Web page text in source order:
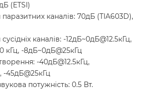
(ETSI)
каналів: 70дБ (TIA603D),
каналів: -12дБ~0дБ@12.5кГц,
кГц, -8дБ~0дБ@25кГц
-40дБ@12.5кГц,
-45дБ@25кГц
потужність: 0.5 Вт.